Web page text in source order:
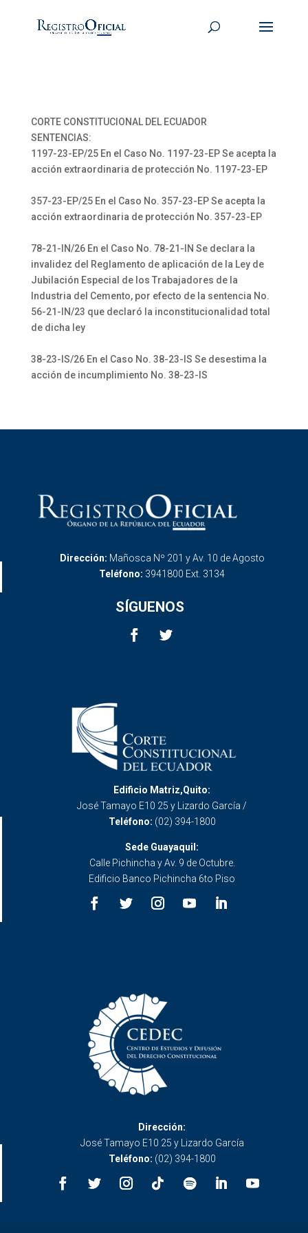
CORTE CONSTITUCIONAL DEL ECUADOR
SENTENCIAS:
1197-23-EP/25 En el Caso No. 1197-23-EP Se acepta la
acción extraordinaria de protección No. 1197-23-EP
357-23-EP/25 En el Caso No. 357-23-EP Se acepta la
acción extraordinaria de protección No. 357-23-EP
78-21-IN/26 En el Caso No. 78-21-IN Se declara la
invalidez del Reglamento de aplicación de la Ley de
Jubilación Especial de los Trabajadores de la
Industria del Cemento, por efecto de la sentencia No.
56-21-IN/23 que declaró la inconstitucionalidad total
de dicha ley
38-23-IS/26 En el Caso No. 38-23-IS Se desestima la
acción de incumplimiento No. 38-23-IS
Dirección: Mañosca Nº 201 y Av. 10 de Agosto
Teléfono: 3941800 Ext. 3134
SÍGUENOS
Edificio Matriz,Quito:
José Tamayo E10 25 y Lizardo García /
Teléfono: (02) 394-1800
Sede Guayaquil:
Calle Pichincha y Av. 9 de Octubre.
Edificio Banco Pichincha 6to Piso
Dirección:
José Tamayo E10 25 y Lizardo García
Teléfono: (02) 394-1800